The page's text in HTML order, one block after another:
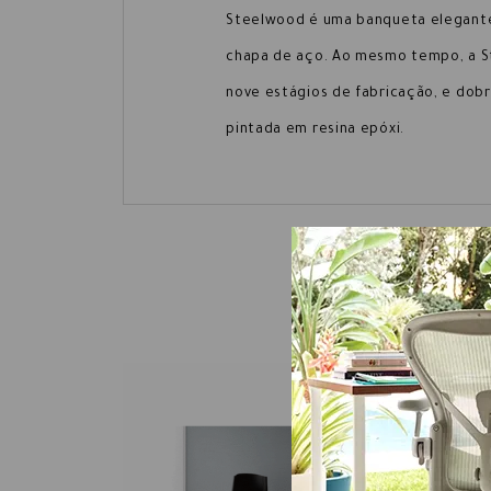
Steelwood é uma banqueta
chapa de aço. Ao mesmo tempo, a
nove estágios de fabricação, e
pintada em resina epóxi.